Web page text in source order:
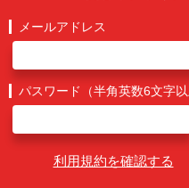
メールアドレス
パスワード（半角英数6文字以
利用規約を確認する